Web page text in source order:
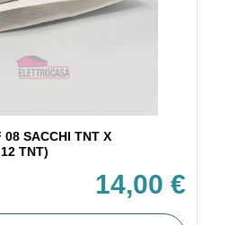
08 SACCHI TNT X
TNT)
14,00 €